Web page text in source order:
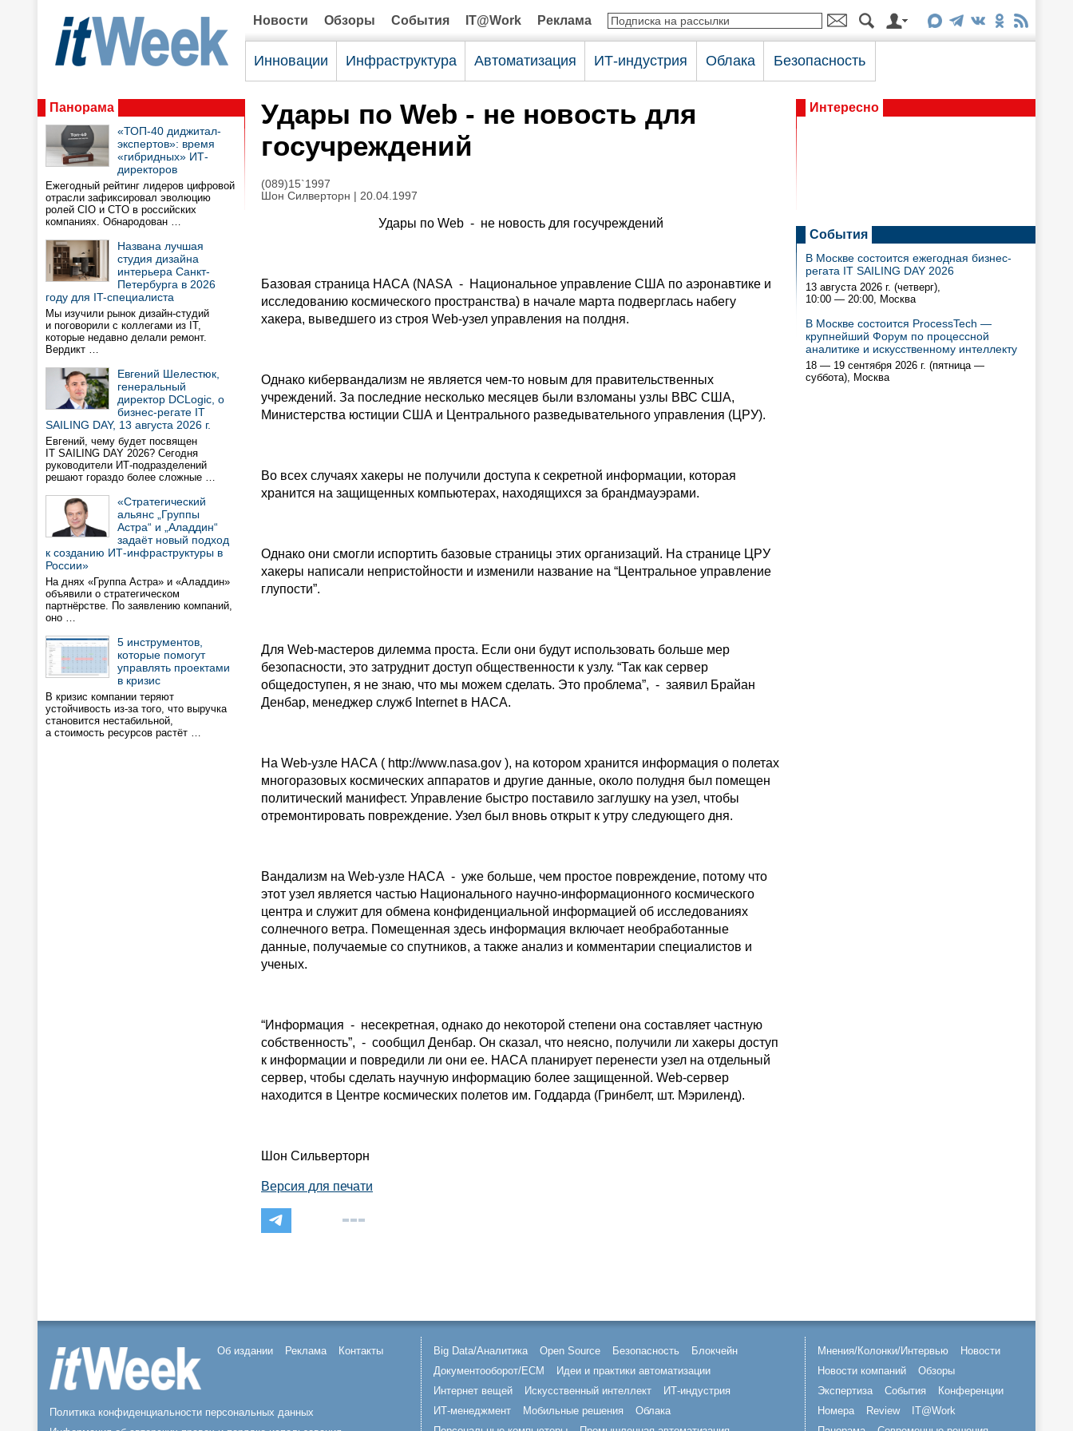
Новости Обзоры События IT@Work Реклама
Инновации Инфраструктура Автоматизация ИТ-индустрия Облака Безопасность
Панорама
«ТОП-40 диджитал-
экспертов»: время
«гибридных» ИТ-
директоров
Ежегодный рейтинг лидеров цифровой
отрасли зафиксировал эволюцию
ролей CIO и CTO в российских
компаниях. Обнародован …
Названа лучшая
студия дизайна
интерьера Санкт-
Петербурга в 2026
году для IT-специалиста
Мы изучили рынок дизайн-студий
и поговорили с коллегами из IT,
которые недавно делали ремонт.
Вердикт …
Евгений Шелестюк,
генеральный
директор DCLogic, о
бизнес-регате IT
SAILING DAY, 13 августа 2026 г.
Евгений, чему будет посвящен
IT SAILING DAY 2026? Сегодня
руководители ИТ-подразделений
решают гораздо более сложные …
«Стратегический
альянс „Группы
Астра“ и „Аладдин“
задаёт новый подход
к созданию ИТ-инфраструктуры в
России»
На днях «Группа Астра» и «Аладдин»
объявили о стратегическом
партнёрстве. По заявлению компаний,
оно …
5 инструментов,
которые помогут
управлять проектами
в кризис
В кризис компании теряют
устойчивость из-за того, что выручка
становится нестабильной,
а стоимость ресурсов растёт …
Удары по Web - не новость для
госучреждений
(089)15`1997
Шон Силверторн | 20.04.1997
Удары по Web - не новость для госучреждений
Базовая страница НАСА (NASA - Национальное управление США по аэронавтике и
исследованию космического пространства) в начале марта подверглась набегу
хакера, выведшего из строя Web-узел управления на полдня.
Однако кибервандализм не является чем-то новым для правительственных
учреждений. За последние несколько месяцев были взломаны узлы ВВС США,
Министерства юстиции США и Центрального разведывательного управления (ЦРУ).
Во всех случаях хакеры не получили доступа к секретной информации, которая
хранится на защищенных компьютерах, находящихся за брандмауэрами.
Однако они смогли испортить базовые страницы этих организаций. На странице ЦРУ
хакеры написали непристойности и изменили название на “Центральное управление
глупости”.
Для Web-мастеров дилемма проста. Если они будут использовать больше мер
безопасности, это затруднит доступ общественности к узлу. “Так как сервер
общедоступен, я не знаю, что мы можем сделать. Это проблема”, - заявил Брайан
Денбар, менеджер служб Internet в НАСА.
На Web-узле НАСА ( http://www.nasa.gov ), на котором хранится информация о полетах
многоразовых космических аппаратов и другие данные, около полудня был помещен
политический манифест. Управление быстро поставило заглушку на узел, чтобы
отремонтировать повреждение. Узел был вновь открыт к утру следующего дня.
Вандализм на Web-узле НАСА - уже больше, чем простое повреждение, потому что
этот узел является частью Национального научно-информационного космического
центра и служит для обмена конфиденциальной информацией об исследованиях
солнечного ветра. Помещенная здесь информация включает необработанные
данные, получаемые со спутников, а также анализ и комментарии специалистов и
ученых.
“Информация - несекретная, однако до некоторой степени она составляет частную
собственность”, - сообщил Денбар. Он сказал, что неясно, получили ли хакеры доступ
к информации и повредили ли они ее. НАСА планирует перенести узел на отдельный
сервер, чтобы сделать научную информацию более защищенной. Web-сервер
находится в Центре космических полетов им. Годдарда (Гринбелт, шт. Мэриленд).
Шон Сильверторн
Версия для печати
Интересно
События
В Москве состоится ежегодная бизнес-
регата IT SAILING DAY 2026
13 августа 2026 г. (четверг),
10:00 — 20:00, Москва
В Москве состоится ProcessTech —
крупнейший Форум по процессной
аналитике и искусственному интеллекту
18 — 19 сентября 2026 г. (пятница —
суббота), Москва
Об издании Реклама Контакты
Политика конфиденциальности персональных данных
Big Data/Аналитика Open Source Безопасность
Блокчейн
Документооборот/ECM
Идеи и практики автоматизации
Интернет вещей
Искусственный интеллект
ИТ-индустрия
ИТ-менеджмент
Мобильные решения
Облака
Мнения/Колонки/Интервью
Новости
Новости компаний
Обзоры
Экспертиза
События
Конференции
Номера
Review
IT@Work